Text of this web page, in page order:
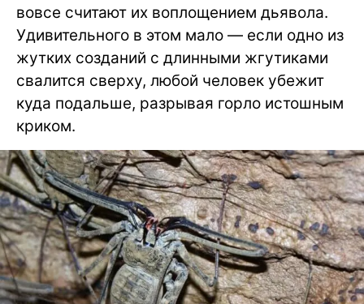
вовсе считают их воплощением дьявола.
Удивительного в этом мало — если одно из
жутких созданий с длинными жгутиками
свалится сверху, любой человек убежит
куда подальше, разрывая горло истошным
криком.